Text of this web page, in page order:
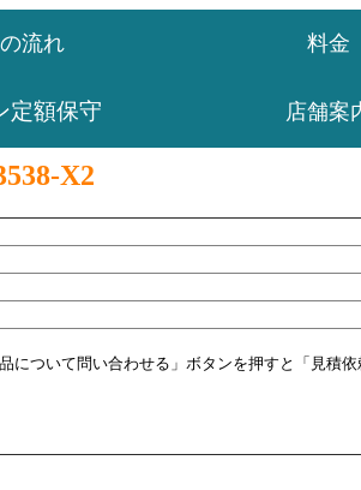
流れ 料金
定額保守 店舗案
X2
ついて問い合わせる」ボタンを押すと「見積依